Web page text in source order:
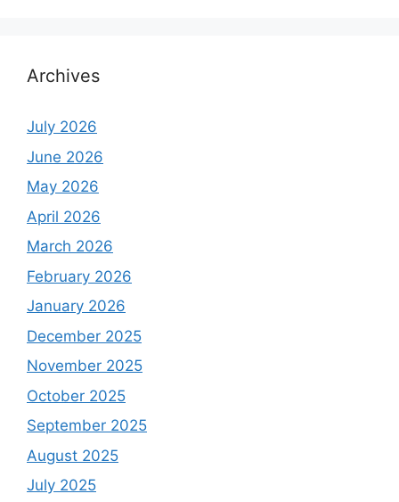
Archives
July 2026
June 2026
May 2026
April 2026
March 2026
February 2026
January 2026
December 2025
November 2025
October 2025
September 2025
August 2025
July 2025